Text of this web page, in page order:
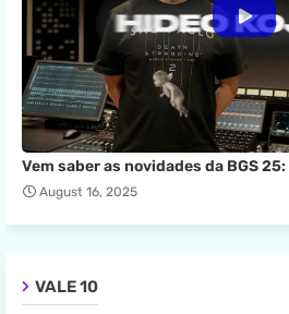
Vem saber as novidades da BGS 25:
August 16, 2025
VALE 10